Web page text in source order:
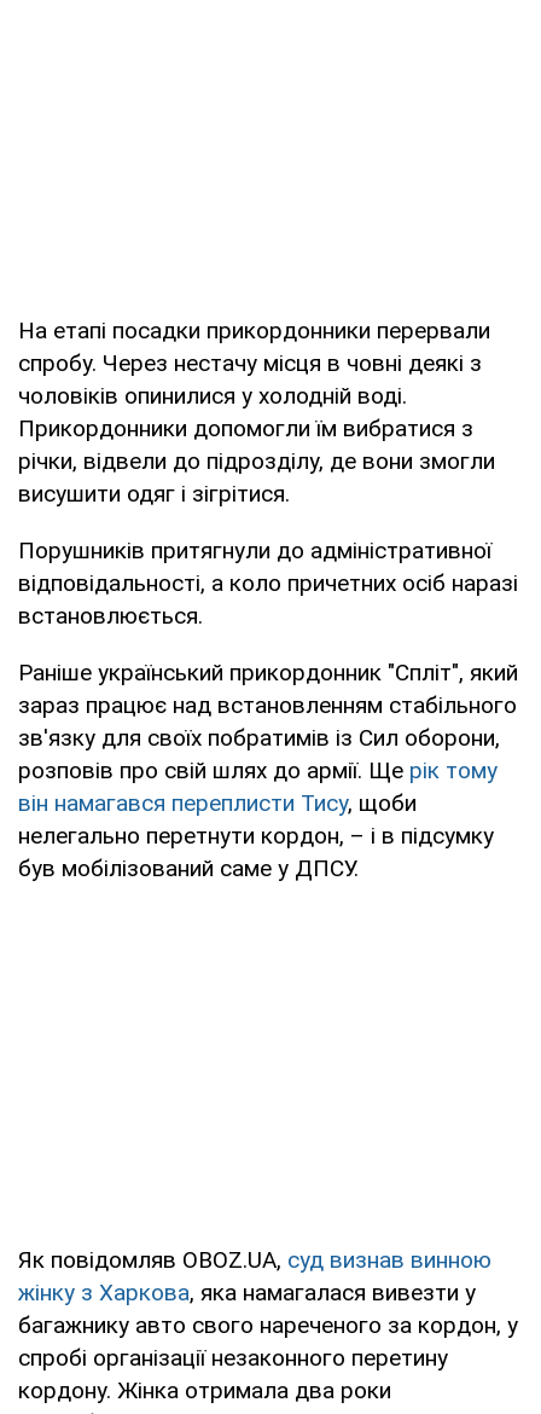
На етапі посадки прикордонники перервали
спробу. Через нестачу місця в човні деякі з
чоловіків опинилися у холодній воді.
Прикордонники допомогли їм вибратися з
річки, відвели до підрозділу, де вони змогли
висушити одяг і зігрітися.
Порушників притягнули до адміністративної
відповідальності, а коло причетних осіб наразі
встановлюється.
Раніше український прикордонник "Спліт", який
зараз працює над встановленням стабільного
зв'язку для своїх побратимів із Сил оборони,
розповів про свій шлях до армії. Ще рік тому
він намагався переплисти Тису, щоби
нелегально перетнути кордон, – і в підсумку
був мобілізований саме у ДПСУ.
Як повідомляв OBOZ.UA, суд визнав винною
жінку з Харкова, яка намагалася вивезти у
багажнику авто свого нареченого за кордон, у
спробі організації незаконного перетину
кордону. Жінка отримала два роки